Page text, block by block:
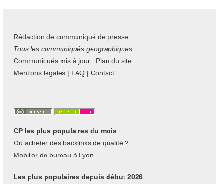
Rédaction de communiqué de presse
Tous les communiqués géographiques
Communiqués mis à jour | Plan du site
Mentions légales | FAQ | Contact
CP les plus populaires du mois
Où acheter des backlinks de qualité ?
Mobilier de bureau à Lyon
Les plus populaires depuis début 2026